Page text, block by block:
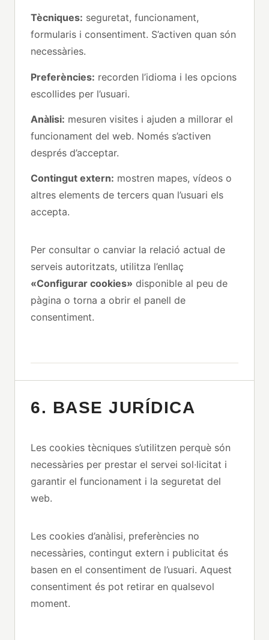
Tècniques: seguretat, funcionament,
formularis i consentiment. S’activen quan són
necessàries.
Preferències: recorden l’idioma i les opcions
escollides per l’usuari.
Anàlisi: mesuren visites i ajuden a millorar el
funcionament del web. Només s’activen
després d’acceptar.
Contingut extern: mostren mapes, vídeos o
altres elements de tercers quan l’usuari els
accepta.
Per consultar o canviar la relació actual de
serveis autoritzats, utilitza l’enllaç
«Configurar cookies» disponible al peu de
pàgina o torna a obrir el panell de
consentiment.
6. BASE JURÍDICA
Les cookies tècniques s’utilitzen perquè són
necessàries per prestar el servei sol·licitat i
garantir el funcionament i la seguretat del
web.
Les cookies d’anàlisi, preferències no
necessàries, contingut extern i publicitat és
basen en el consentiment de l’usuari. Aquest
consentiment és pot retirar en qualsevol
moment.